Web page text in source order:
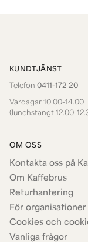
KUNDTJÄNST
Telefon 0411-172 20
Vardagar 10.00-14.00
(lunchstängt 12.00-
OM OSS
Kontakta oss på
Om Kaffebrus
Returhantering
För
Cookies och
Vanliga frågor